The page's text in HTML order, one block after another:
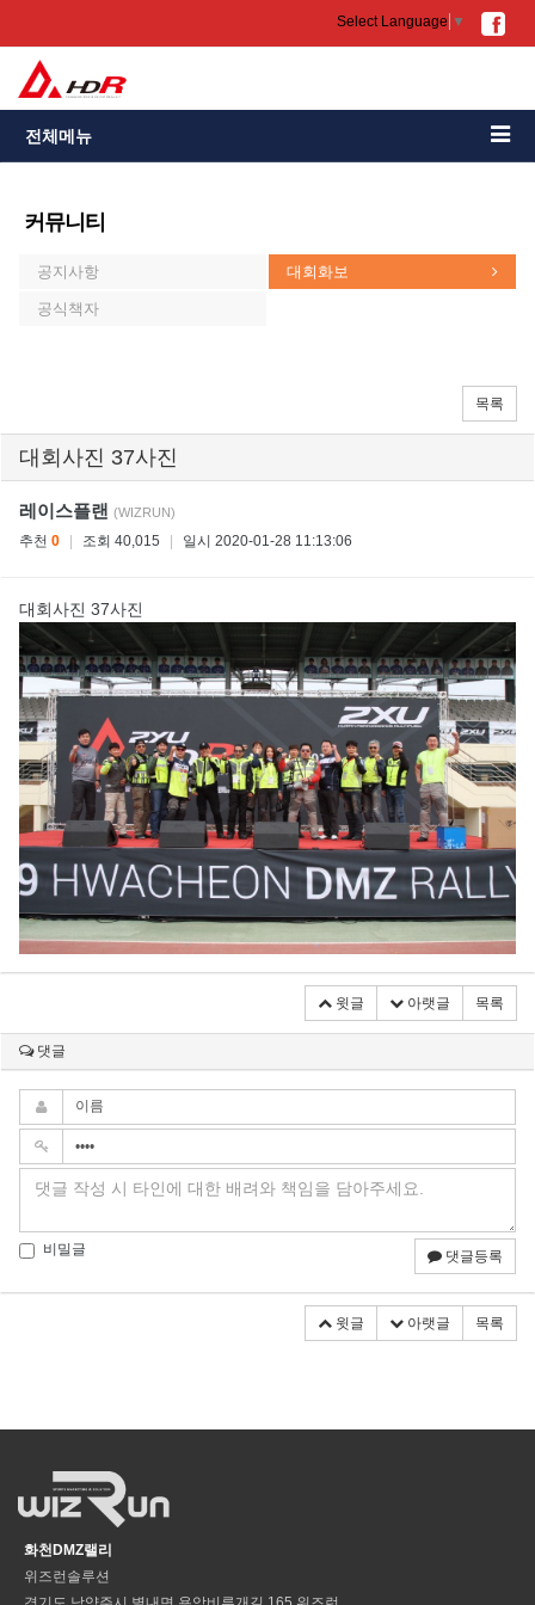
Select Language ▼
전체메뉴
커뮤니티
공지사항 대회화보
공식책자
목록
대회사진 37사진
레이스플랜 (WIZRUN)
추천 0 조회 40,015 일시 2020-01-28 11:13:06
대회사진 37사진
윗글 아랫글 목록
댓글
비밀글 댓글등록
윗글 아랫글 목록
화천DMZ랠리
위즈런솔루션